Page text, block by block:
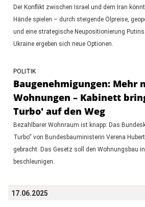
Der Konflikt zwischen Israel und dem Iran
Hände spielen – durch steigende Ölpreise,
und eine strategische Neupositionierung
Ukraine ergeben sich neue Optionen.
POLITIK
Baugenehmigungen: Mehr
Wohnungen – Kabinett
Turbo' auf den Weg
Bezahlbarer Wohnraum ist knapp: Das
Turbo“ von Bundesbauministerin Verena
gebracht. Das Gesetz soll den Wohnungsbau
beschleunigen.
17.06.2025